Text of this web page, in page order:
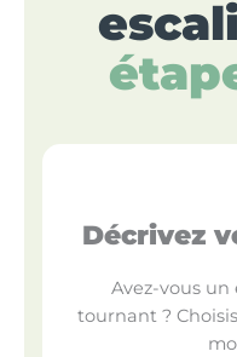
Décrivez
Avez-vous
tournant ?